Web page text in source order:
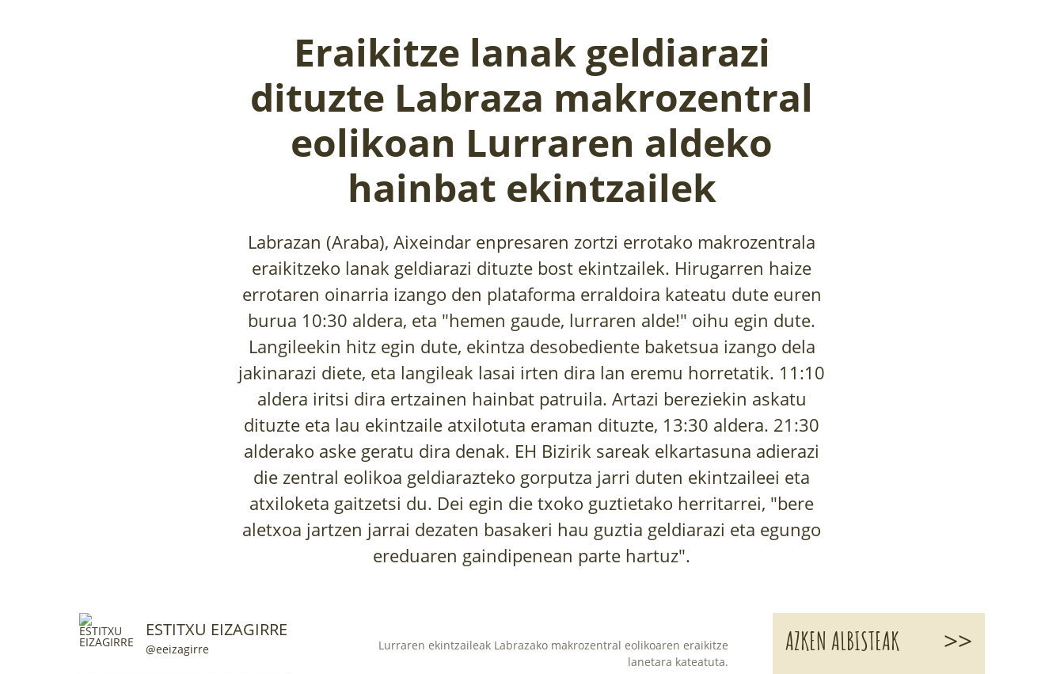
Eraikitze lanak geldiarazi
dituzte Labraza makrozentral
eolikoan Lurraren aldeko
hainbat ekintzailek
Labrazan (Araba), Aixeindar enpresaren zortzi errotako makrozentrala
eraikitzeko lanak geldiarazi dituzte bost ekintzailek. Hirugarren haize
errotaren oinarria izango den plataforma erraldoira kateatu dute euren
burua 10:30 aldera, eta "hemen gaude, lurraren alde!" oihu egin dute.
Langileekin hitz egin dute, ekintza desobediente baketsua izango dela
jakinarazi diete, eta langileak lasai irten dira lan eremu horretatik. 11:10
aldera iritsi dira ertzainen hainbat patruila. Artazi bereziekin askatu
dituzte eta lau ekintzaile atxilotuta eraman dituzte, 13:30 aldera. 21:30
alderako aske geratu dira denak. EH Bizirik sareak elkartasuna adierazi
die zentral eolikoa geldiarazteko gorputza jarri duten ekintzaileei eta
atxiloketa gaitzetsi du. Dei egin die txoko guztietako herritarrei, "bere
aletxoa jartzen jarrai dezaten basakeri hau guztia geldiarazi eta egungo
ereduaren gaindipenean parte hartuz".
ESTITXU EIZAGIRRE
@eeizagirre
Lurraren ekintzaileak Labrazako makrozentral eolikoaren eraikitze
lanetara kateatuta.
AZKEN ALBISTEAK >>